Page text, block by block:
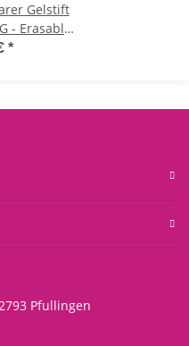
Gelstift
- Erasable
*
Pfullingen